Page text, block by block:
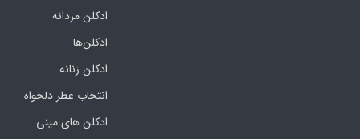
ادکلن مردانه
ادکلن‌ها
ادکلن زنانه
انتخاب عطر دلخواه
ادکلن های مینی